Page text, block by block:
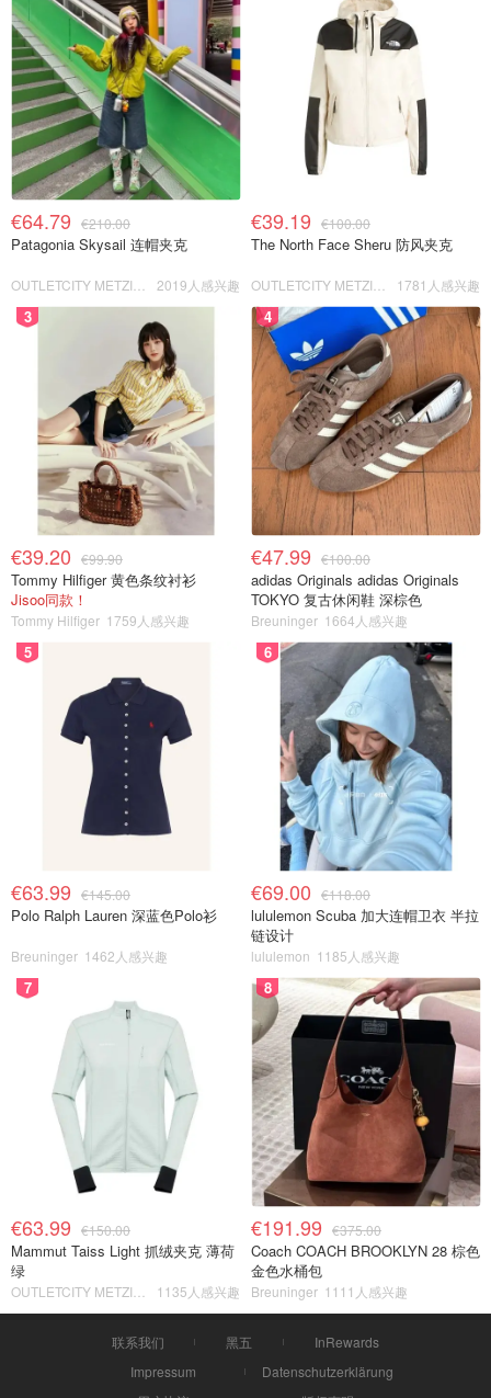
€64.79 €210.00
Patagonia Skysail 连帽夹克
2019人感兴趣
€39.19 €100.00
The North Face Sheru 防风夹克
1781人感兴趣
3
€39.20 €99.90
Tommy Hilfiger 黄色条纹衬衫
Jisoo同款！
Tommy Hilfiger 1759人感兴趣
4
€47.99 €100.00
adidas Originals adidas Originals
TOKYO 复古休闲鞋 深棕色
Breuninger 1664人感兴趣
5
€63.99 €145.00
Polo Ralph Lauren 深蓝色Polo衫
Breuninger 1462人感兴趣
6
€69.00 €118.00
lululemon Scuba 加大连帽卫衣 半拉
链设计
lululemon 1185人感兴趣
7
€63.99 €150.00
Mammut Taiss Light 抓绒夹克 薄荷
绿
1135人感兴趣
8
€191.99 €375.00
Coach COACH BROOKLYN 28 棕色
金色水桶包
Breuninger 1111人感兴趣
联系我们 黑五
InRewards
Impressum
Datenschutzerklärung